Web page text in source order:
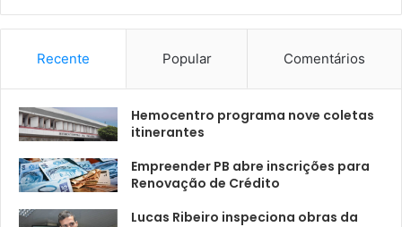
Recente Popular Comentários
Hemocentro programa nove coletas
itinerantes
Empreender PB abre inscrições para
Renovação de Crédito
Lucas Ribeiro inspeciona obras da